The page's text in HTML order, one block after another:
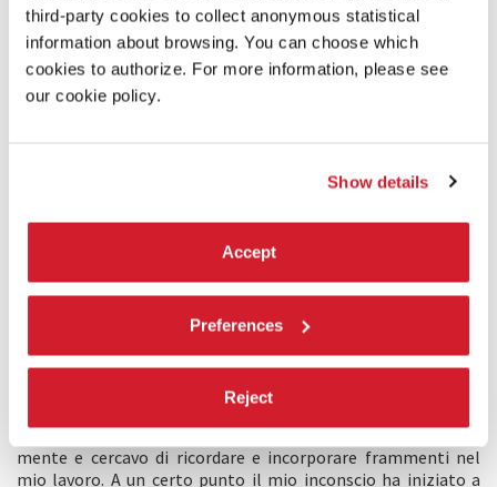
third-party cookies to collect anonymous statistical
information about browsing. You can choose which
cookies to authorize. For more information, please see
our cookie policy.
Show details
Accept
Preferences
Reject
DESCRIZIONECOEXISTENCE
"Nella mia coreografia il potere dell’inconscio gioca un ruolo
mia transizione da danzatore a coreografo. In quel periodo
sognavo spesso movimenti vividi e immagini di scena, e in
quei sogni pensavo: 'Se solo fosse una mia creazione'. Al
risveglio mi rendevo conto che nasceva tutto dalla mia
mente e cercavo di ricordare e incorporare frammenti nel
mio lavoro. A un certo punto il mio inconscio ha iniziato a